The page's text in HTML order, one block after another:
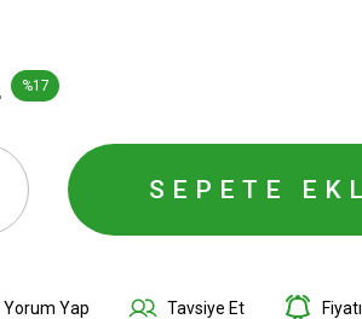
%17
SEPETE
Yorum Yap Tavsiye Et